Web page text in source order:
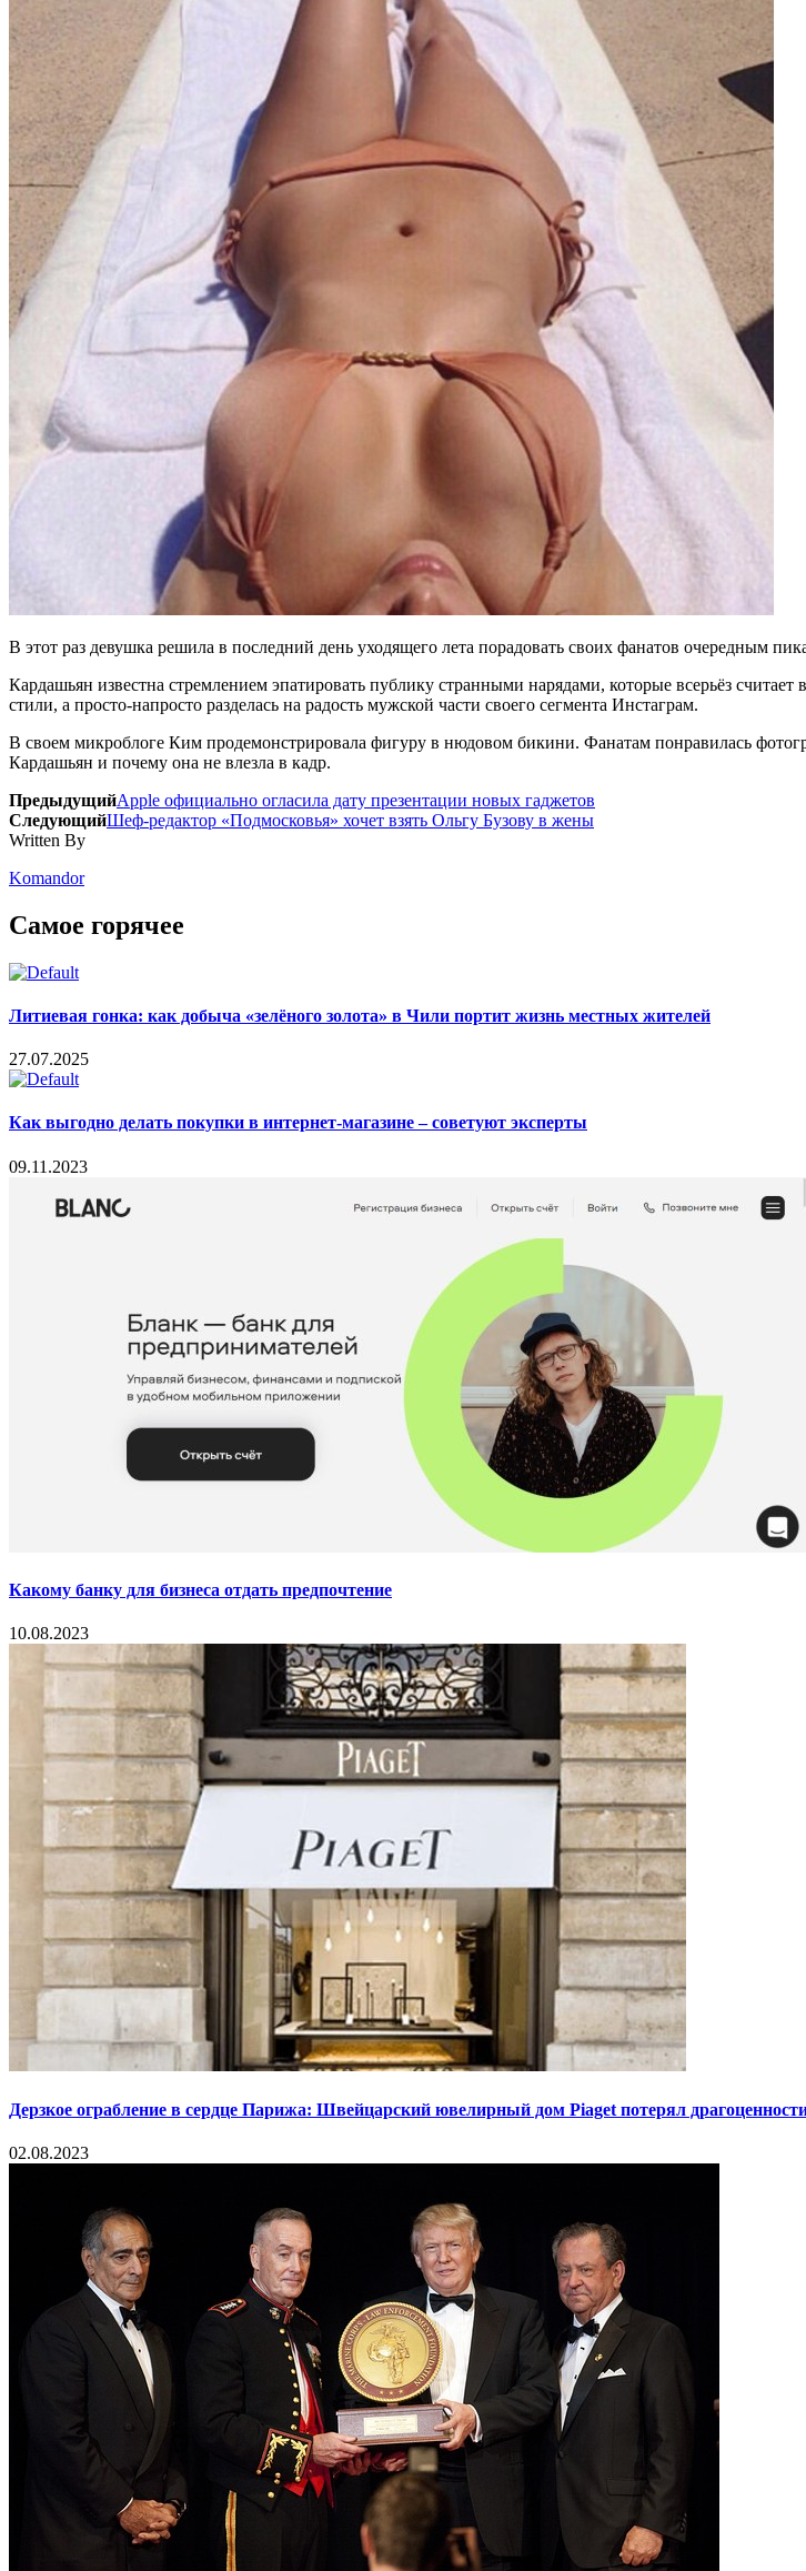
В этот раз девушка решила в последний день уходящего лета порадовать своих фанатов очередным
Кардашьян известна стремлением эпатировать публику странными нарядами, которые всерьёз
стили, а просто-напросто разделась на радость мужской части своего сегмента Инстаграм.
В своем микроблоге Ким продемонстрировала фигуру в нюдовом бикини. Фанатам понравилась
Кардашьян и почему она не влезла в кадр.
ПредыдущийApple официально огласила дату презентации новых гаджетов
СледующийШеф-редактор «Подмосковья» хочет взять Ольгу Бузову в жены
Written By
Komandor
Самое горячее
Литиевая гонка: как добыча «зелёного золота» в Чили портит жизнь местных жителей
27.07.2025
Как выгодно делать покупки в интернет-магазине – советуют эксперты
09.11.2023
Какому банку для бизнеса отдать предпочтение
10.08.2023
Дерзкое ограбление в сердце Парижа: Швейцарский ювелирный дом Piaget потерял
02.08.2023